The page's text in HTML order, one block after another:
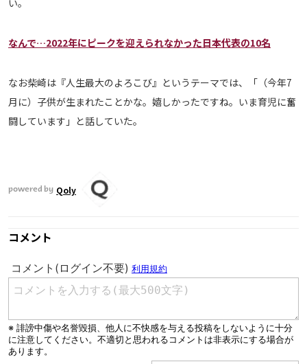
い。
なんで…2022年にピークを迎えられなかった日本代表の10名
なお柴崎は『人生最大のよろこび』というテーマでは、「（今年7
月に）子供が生まれたことかな。嬉しかったですね。いま育児に奮
闘しています」と話していた。
powered by Qoly
コメント